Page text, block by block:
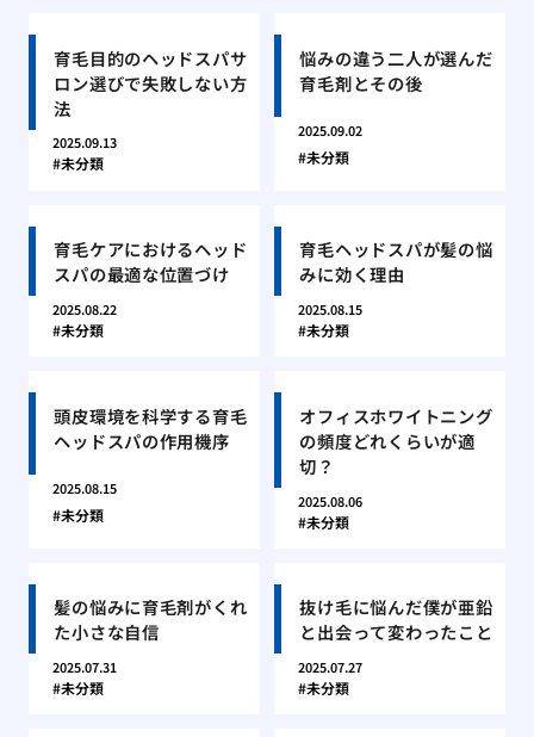
育毛目的のヘッドスパサ
ロン選びで失敗しない方
法
2025.09.13
未分類
悩みの違う二人が選んだ
育毛剤とその後
2025.09.02
未分類
育毛ケアにおけるヘッド
スパの最適な位置づけ
2025.08.22
未分類
育毛ヘッドスパが髪の悩
みに効く理由
2025.08.15
未分類
頭皮環境を科学する育毛
ヘッドスパの作用機序
2025.08.15
未分類
オフィスホワイトニング
の頻度どれくらいが適
切？
2025.08.06
未分類
髪の悩みに育毛剤がくれ
た小さな自信
2025.07.31
未分類
抜け毛に悩んだ僕が亜鉛
と出会って変わったこと
2025.07.27
未分類